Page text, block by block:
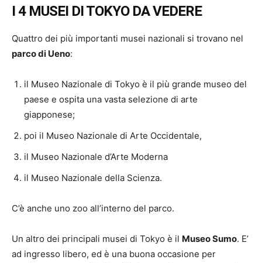
I 4 MUSEI DI TOKYO DA VEDERE
Quattro dei più importanti musei nazionali si trovano nel
parco di Ueno:
il Museo Nazionale di Tokyo è il più grande museo del
paese e ospita una vasta selezione di arte
giapponese;
poi il Museo Nazionale di Arte Occidentale,
il Museo Nazionale d’Arte Moderna
il Museo Nazionale della Scienza.
C’è anche uno zoo all’interno del parco.
Un altro dei principali musei di Tokyo è il Museo Sumo. E’
ad ingresso libero, ed è una buona occasione per